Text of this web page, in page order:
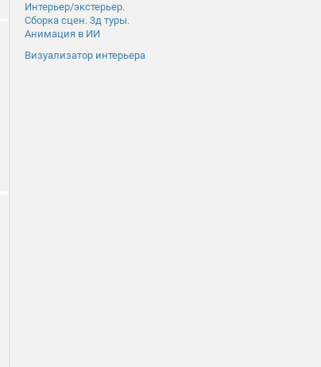
Интерьер/экстерьер.
Сборка сцен. 3д туры.
Анимация в ИИ
Визуализатор интерьера